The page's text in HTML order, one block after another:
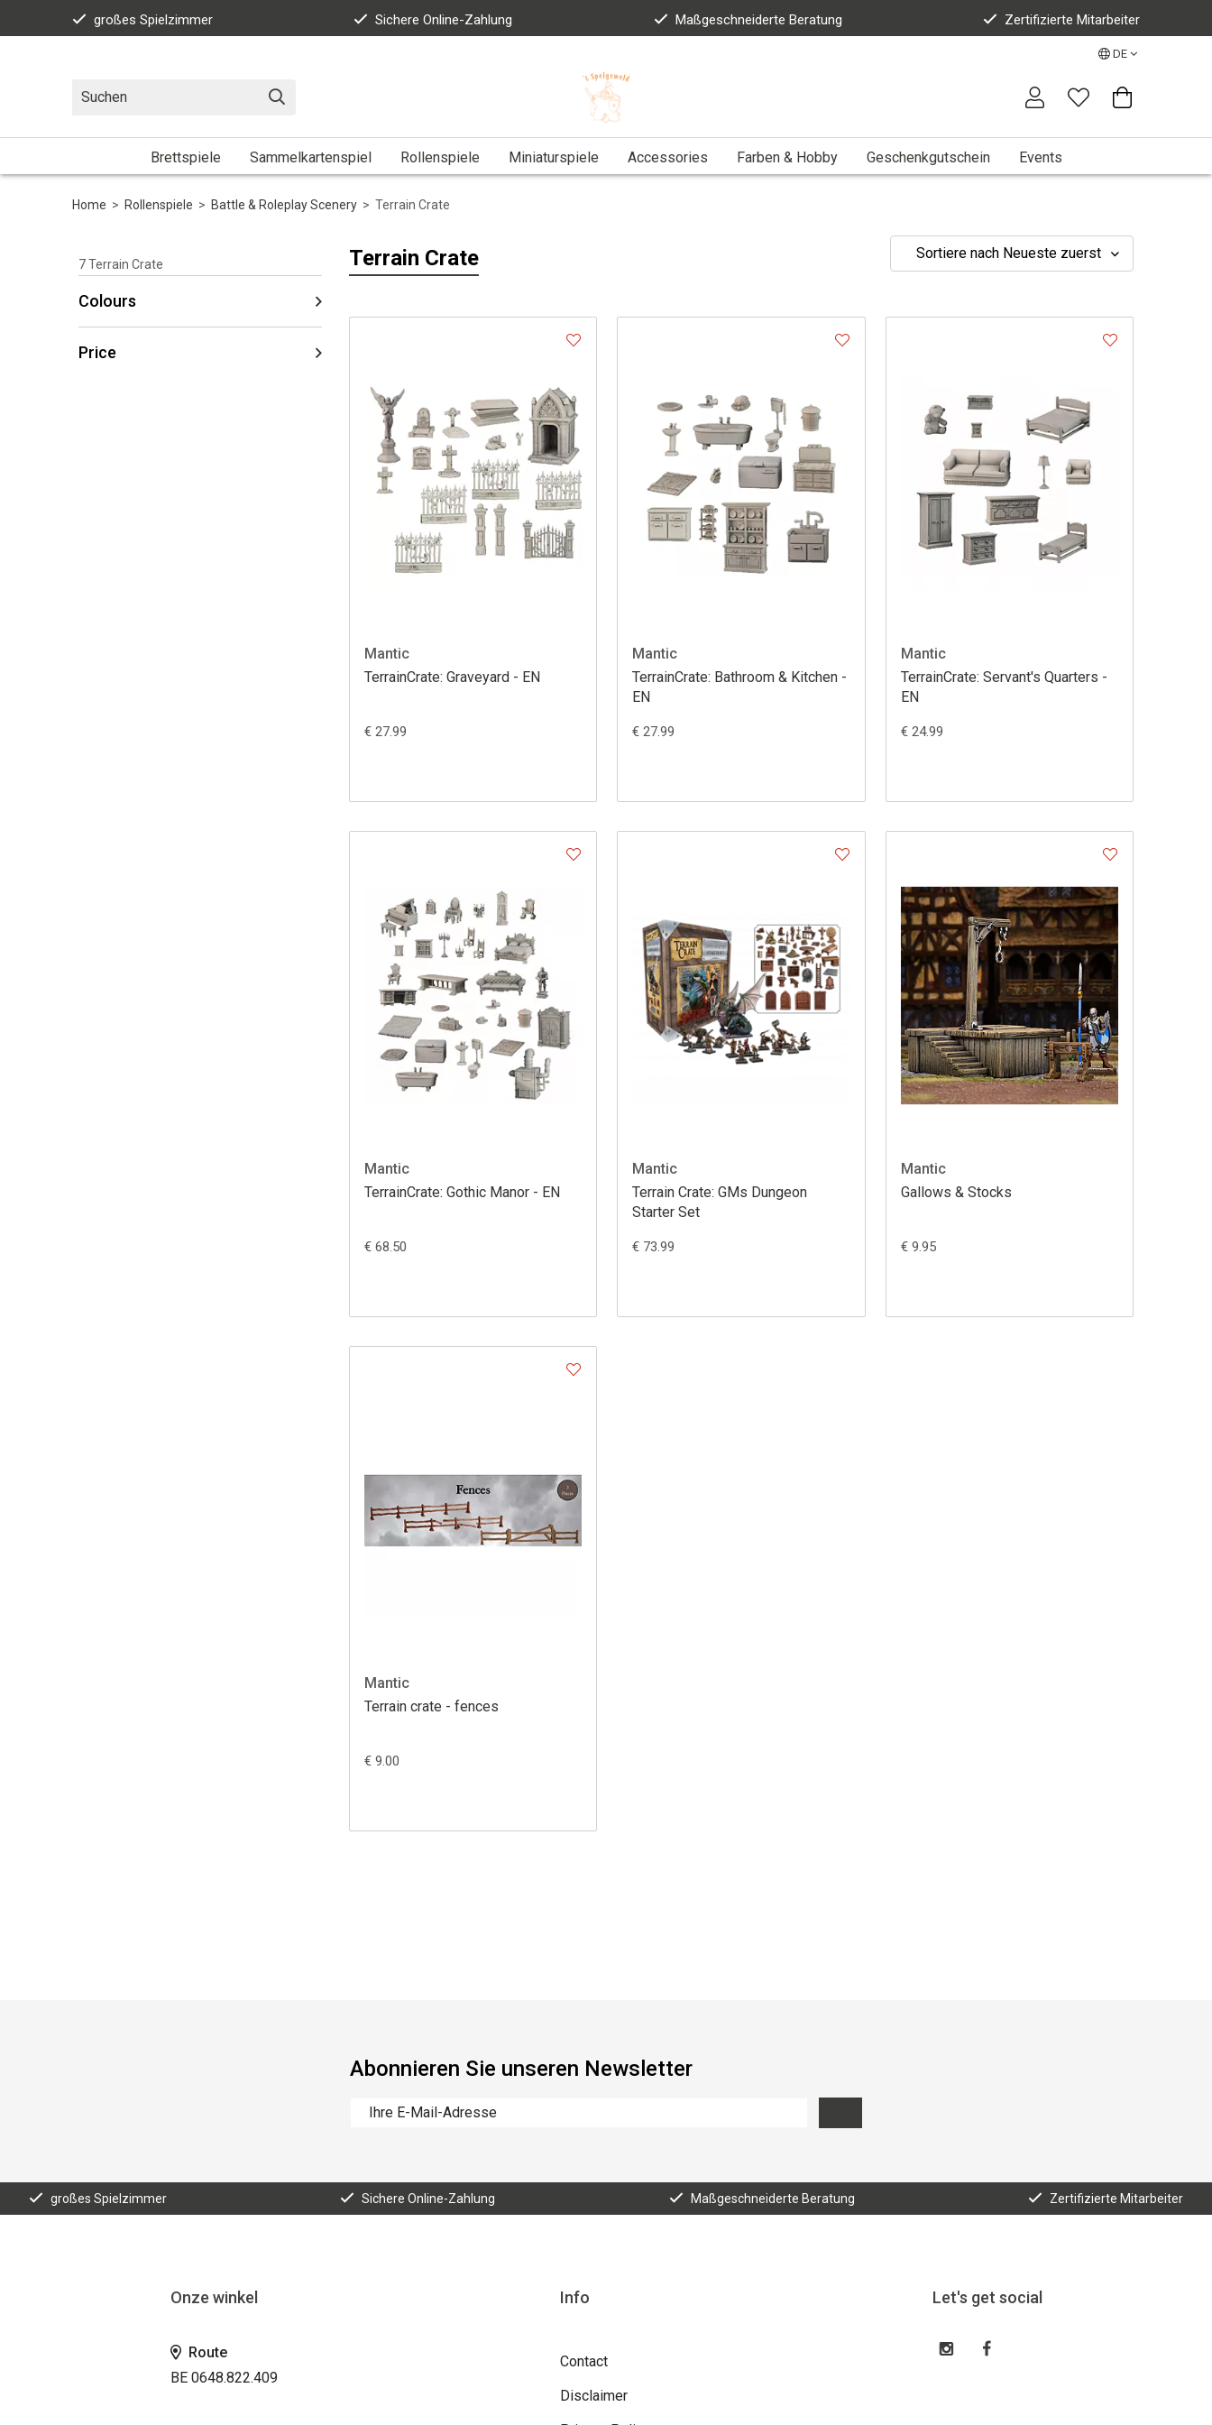
großes Spielzimmer Sichere Online-Zahlung Maßgeschneiderte Beratung Zertifizierte Mitarbeiter
DE
Brettspiele Sammelkartenspiel Rollenspiele Miniaturspiele Accessories Farben & Hobby Geschenkgutschein Events
Home > Rollenspiele > Battle & Roleplay Scenery > Terrain Crate
7Terrain Crate
Colours
Price
Terrain Crate
Mantic
TerrainCrate: Graveyard - EN
€ 27.99
Mantic
TerrainCrate: Bathroom & Kitchen -
EN
€ 27.99
Mantic
TerrainCrate: Servant's Quarters -
EN
€ 24.99
Mantic
TerrainCrate: Gothic Manor - EN
€ 68.50
Mantic
Terrain Crate: GMs Dungeon
Starter Set
€ 73.99
Mantic
Gallows & Stocks
€ 9.95
Mantic
Terrain crate - fences
€ 9.00
Abonnieren Sie unseren Newsletter
großes Spielzimmer Sichere Online-Zahlung Maßgeschneiderte Beratung Zertifizierte Mitarbeiter
Onze winkel
Route
BE 0648.822.409
Info
Contact
Disclaimer
Let's get social